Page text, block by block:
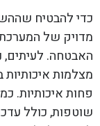
כדי להבטיח
מדויק של
האבטחה.
מצלמות
פחות איכותיות.
שוטפות, כולל